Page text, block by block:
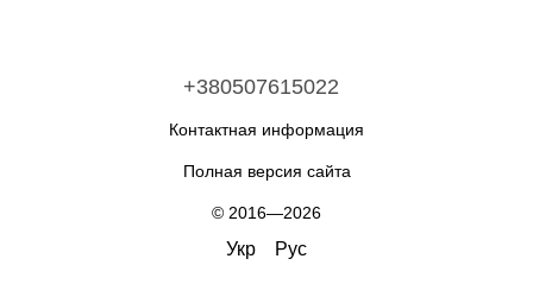
+380507615022
Контактная информация
Полная версия сайта
© 2016—2026
Укр Рус